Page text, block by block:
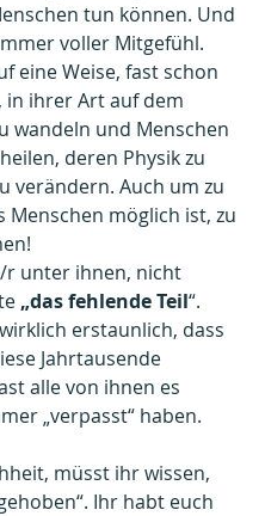
tun können. Und
voller Mitgefühl.
eine Weise, fast schon
in ihrer Art auf dem
wandeln und Menschen
deren Physik zu
verändern. Auch um zu
Menschen möglich ist, zu
r unter ihnen, nicht
„das fehlende Teil“.
erstaunlich, dass
Jahrtausende
alle von ihnen es
„verpasst“ haben.
müsst ihr wissen,
Ihr habt euch